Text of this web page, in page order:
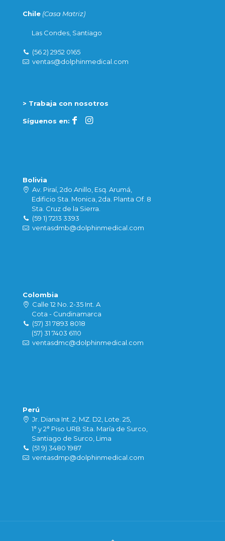
Chile (Casa Matriz)
Las Condes, Santiago
(56 2) 2952 0165
ventas@dolphinmedical.com
> Trabaja con nosotros
Síguenos en:
Bolivia
Av. Piraí, 2do Anillo, Esq. Arumá,
Edificio Sta. Monica, 2da. Planta Of. 8
Sta. Cruz de la Sierra.
(59 1) 7213 3393
ventasdmb@dolphinmedical.com
Colombia
Calle 12 No. 2-35 Int. A
Cota - Cundinamarca
(57) 31 7893 8018
(57) 31 7403 6110
ventasdmc@dolphinmedical.com
Perú
Jr. Diana Int. 2, MZ. D2, Lote. 25,
1° y 2° Piso URB Sta. María de Surco,
Santiago de Surco, Lima
(51 9) 3480 1987
ventasdmp@dolphinmedical.com